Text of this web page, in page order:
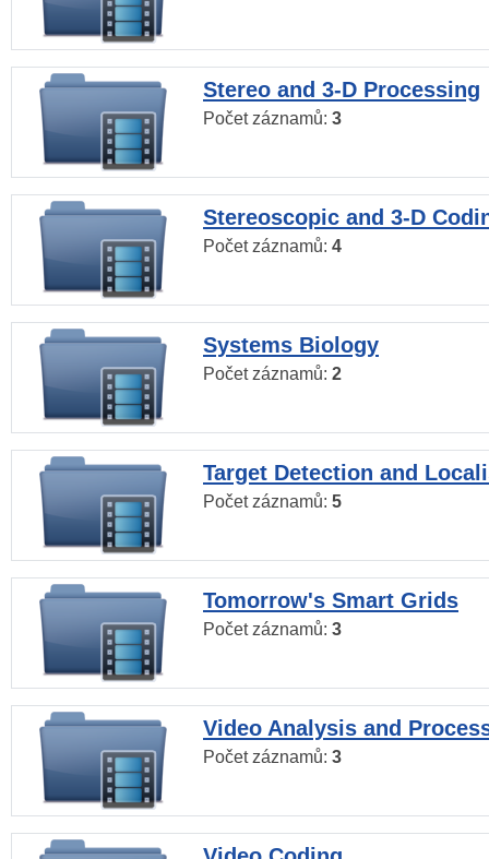
Stereo and 3-D Processing
Počet záznamů: 3
Stereoscopic and 3-D
Počet záznamů: 4
Systems Biology
Počet záznamů: 2
Target Detection and
Počet záznamů: 5
Tomorrow's Smart Grids
Počet záznamů: 3
Video Analysis and
Počet záznamů: 3